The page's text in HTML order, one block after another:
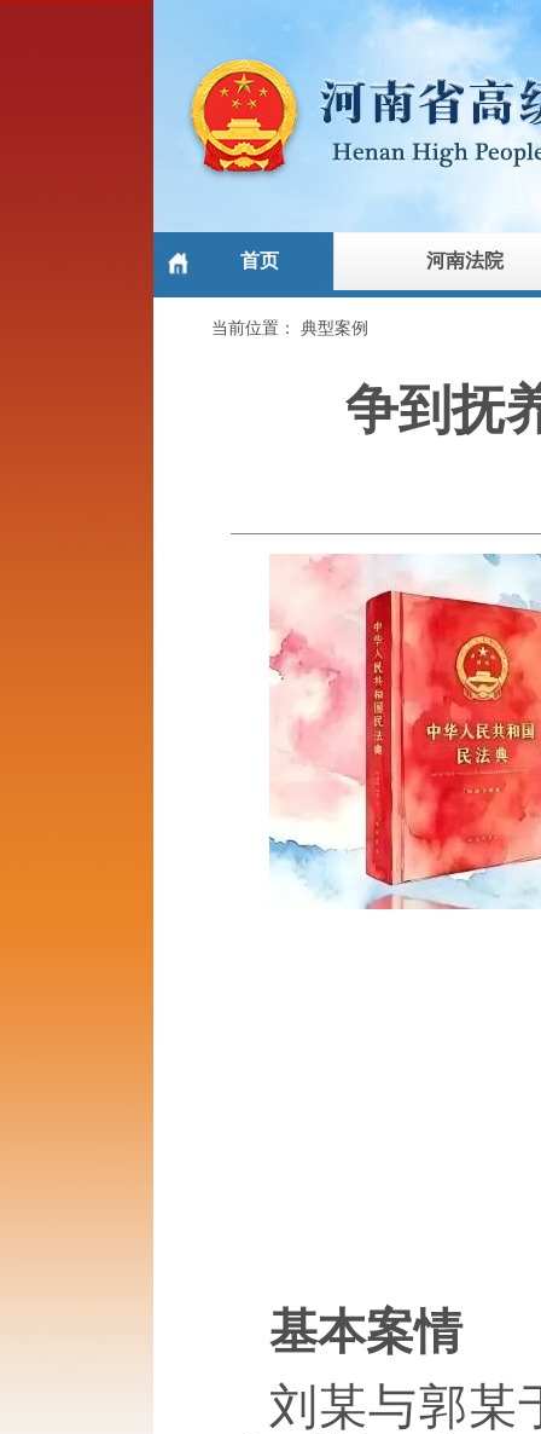
首页 河南法院
当前位置：典型案例
争到抚
基本案情
刘某与郭某